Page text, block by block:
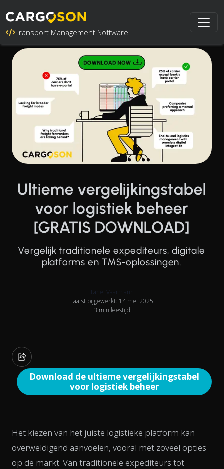
Transport Management Software
Ultieme vergelijkingstabel
voor logistiek beheer
[GRATIS DOWNLOAD]
Vergelijk traditionele expediteurs, digitale
platforms en TMS-oplossingen.
Tanel Vaarmann
Laatst bijgewerkt: 14 mei 2025
3 min leestijd
Download de ultieme vergelijkingstabel
voor logistiek beheer
Het kiezen van het juiste logistieke platform kan
overweldigend aanvoelen, vooral met zoveel opties
op de markt. Van traditionele expediteurs tot